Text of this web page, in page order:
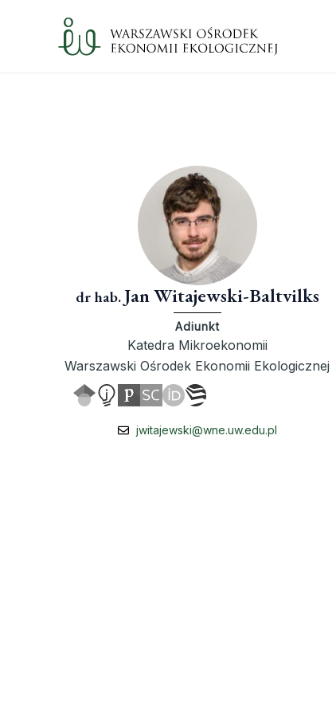
dr hab. Jan Witajewski-Baltvilks
Adiunkt
Katedra Mikroekonomii
Warszawski Ośrodek Ekonomii Ekologicznej
jwitajewski@wne.uw.edu.pl